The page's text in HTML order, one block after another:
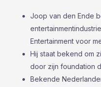
Joop van den Ende
Entertainment voor
Hij staat bekend om
door zijn foundation
Bekende